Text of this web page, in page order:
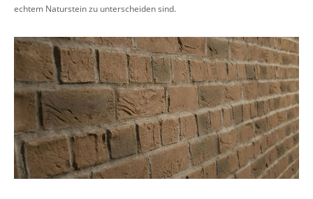
echtem Naturstein zu unterscheiden sind.